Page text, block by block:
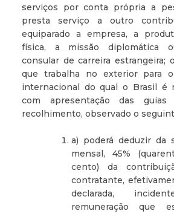
serviços por conta própria a
presta serviço a outro
equiparado a empresa, a
física, a missão diplomática
consular de carreira estrangeira;
que trabalha no exterior para
internacional do qual o Brasil é
com apresentação das
recolhimento, observado o
a) poderá deduzir da
mensal, 45%
cento) da
contratante,
declarada,
remuneração que